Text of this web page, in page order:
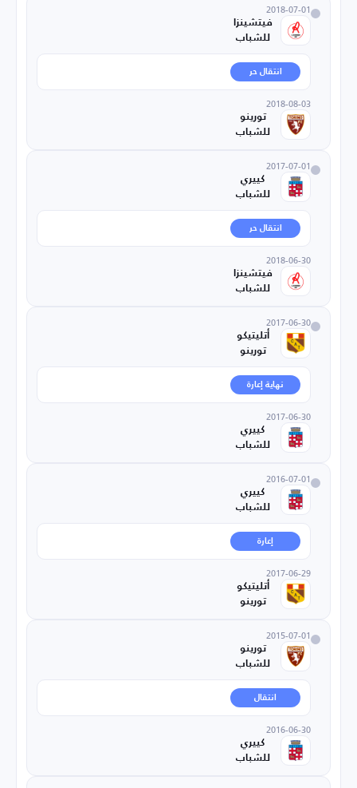
2018-07-01
فيتشينزا
للشباب
انتقال حر
2018-08-03
تورينو
للشباب
2017-07-01
كييري
للشباب
انتقال حر
2018-06-30
فيتشينزا
للشباب
2017-06-30
أتليتيكو
تورينو
نهاية إعارة
2017-06-30
كييري
للشباب
2016-07-01
كييري
للشباب
إعارة
2017-06-29
أتليتيكو
تورينو
2015-07-01
تورينو
للشباب
انتقال
2016-06-30
كييري
للشباب